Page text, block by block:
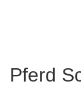
Pferd